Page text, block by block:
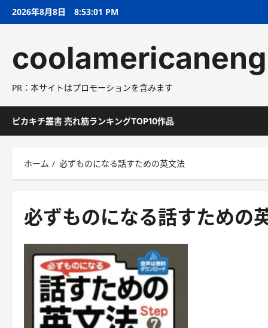
2026年8月8日 8:53:01 PM
PR：本サイトはプロモーションを含みます
ピカキチ叢書 売れ筋ランキングTOP10作品
ホーム 必ずものになる話すための英文法
必ずものになる話すための